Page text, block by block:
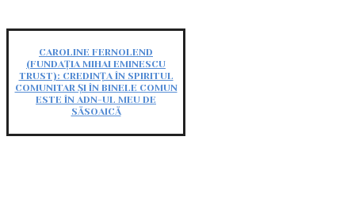
CAROLINE FERNOLEND
(FUNDAȚIA MIHAI EMINESCU
TRUST): CREDINȚA ÎN SPIRITUL
COMUNITAR ȘI ÎN BINELE COMUN
ESTE ÎN ADN-UL MEU DE
SĂSOAICĂ